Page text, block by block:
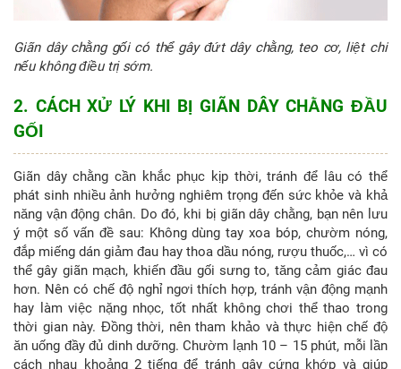
Giãn dây chằng gối có thể gây đứt dây chằng, teo cơ, liệt chi
nếu không điều trị sớm.
2. CÁCH XỬ LÝ KHI BỊ GIÃN DÂY CHẰNG ĐẦU
GỐI
Giãn dây chằng cần khắc phục kịp thời, tránh để lâu có thể
phát sinh nhiều ảnh hưởng nghiêm trọng đến sức khỏe và khả
năng vận động chân. Do đó, khi bị giãn dây chằng, bạn nên lưu
ý một số vấn đề sau: Không dùng tay xoa bóp, chườm nóng,
đắp miếng dán giảm đau hay thoa dầu nóng, rượu thuốc,… vì có
thể gây giãn mạch, khiến đầu gối sưng to, tăng cảm giác đau
hơn. Nên có chế độ nghỉ ngơi thích hợp, tránh vận động mạnh
hay làm việc nặng nhọc, tốt nhất không chơi thể thao trong
thời gian này. Đồng thời, nên tham khảo và thực hiện chế độ
ăn uống đầy đủ dinh dưỡng.Chườm lạnh 10 – 15 phút, mỗi lần
cách nhau khoảng 2 tiếng để tránh gây cứng khớp và giúp